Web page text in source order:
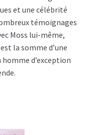
et une célébrité
témoignages
Moss lui-même,
la somme d’une
d’exception